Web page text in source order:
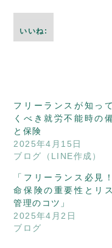
いいね:
フリーランスが知っ
くべき就労不能時の
と保険
2025年4月15日
ブログ（LINE作成）
「フリーランス必見
命保険の重要性とリ
管理のコツ」
2025年4月2日
ブログ